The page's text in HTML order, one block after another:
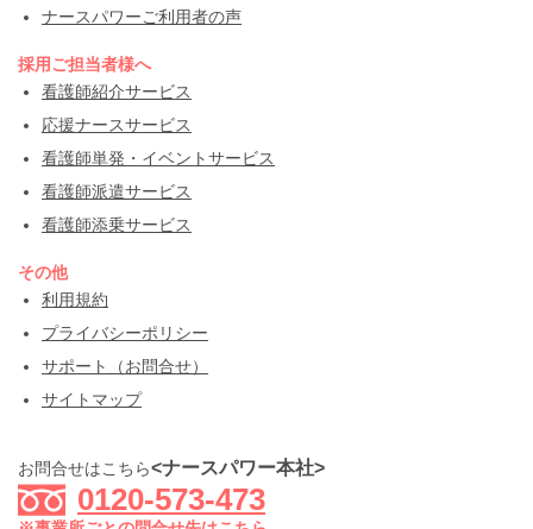
ナースパワーご利用者の声
採用ご担当者様へ
看護師紹介サービス
応援ナースサービス
看護師単発・イベントサービス
看護師派遣サービス
看護師添乗サービス
その他
利用規約
プライバシーポリシー
サポート（お問合せ）
サイトマップ
お問合せはこちら<ナースパワー本社>
0120-573-473